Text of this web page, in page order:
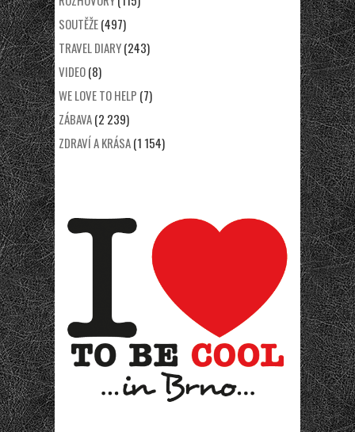
SOUTĚŽE(497)
TRAVEL DIARY(243)
VIDEO(8)
WE LOVE TO HELP (7)
ZÁBAVA(2 239)
ZDRAVÍ A KRÁSA(1 154)